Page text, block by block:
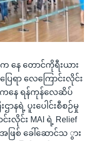
နေ တောင်ကိုရီးယား
ရာ လေကြောင်းလိုင်း
ပ်ကနေ ရန်ကုန်လေဆိပ်
ာနရဲ့ ပူးပေါင်းစီစဉ်မှု
လိုင်း MAI ရဲ့ Relief
ြစ် ခေါ်ဆောင်သ ွား